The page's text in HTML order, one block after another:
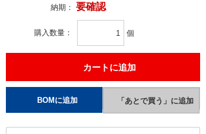
納期： 要確認
購入数量 個